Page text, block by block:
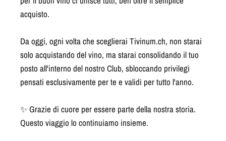
acquisto.
Da oggi, ogni volta che sceglierai Tivinum.ch, non starai
solo acquistando del vino, ma starai consolidando il tuo
posto all'interno del nostro Club, sbloccando privilegi
pensati esclusivamente per te e validi per tutto l'anno.
✨ Grazie di cuore per essere parte della nostra storia.
Questo viaggio lo continuiamo insieme.